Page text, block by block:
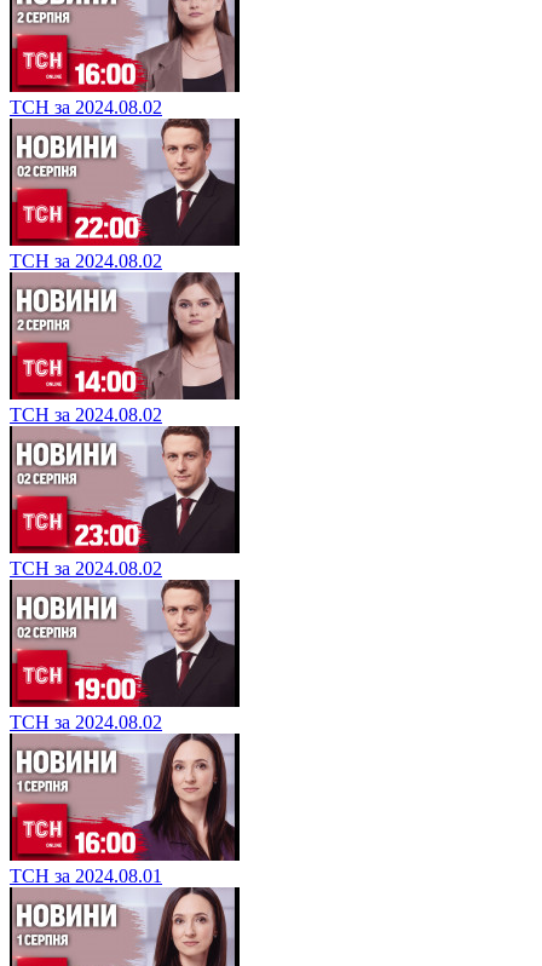
ТСН за 2024.08.02
ТСН за 2024.08.02
ТСН за 2024.08.02
ТСН за 2024.08.02
ТСН за 2024.08.02
ТСН за 2024.08.01